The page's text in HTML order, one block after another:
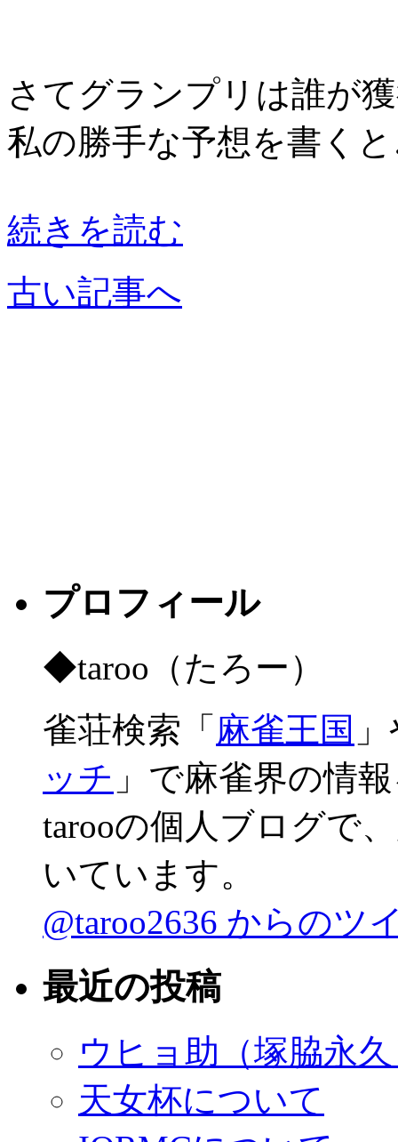
さてグランプリは誰が
私の勝手な予想を書く
続きを読む
古い記事へ
プロフィール
◆taroo（たろー）
雀荘検索「 麻雀王国
ッチ 」で麻雀界の情
tarooの個人ブログで
いています。
@taroo2636 からのツ
最近の投稿
ウヒョ助（塚脇永
天女杯について